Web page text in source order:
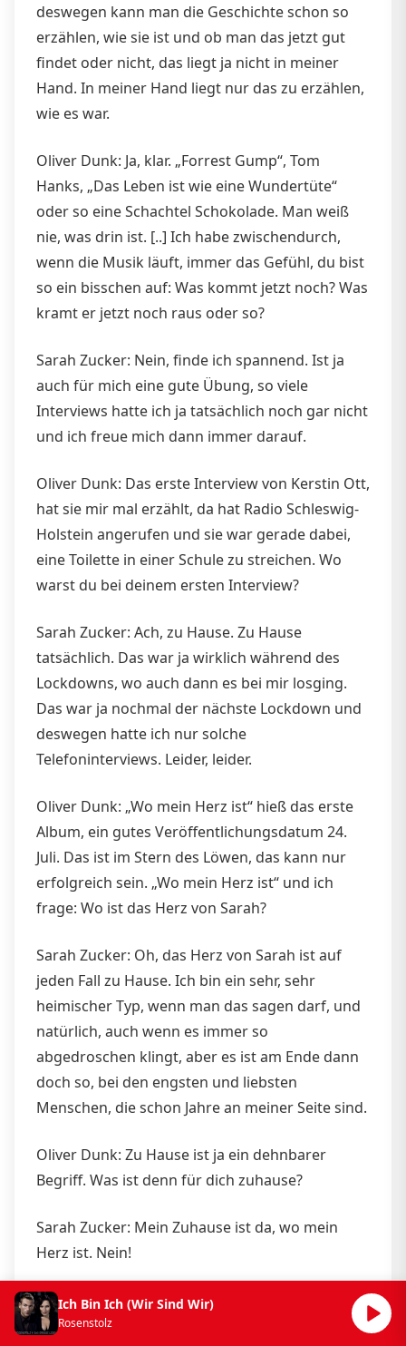
deswegen kann man die Geschichte schon so
erzählen, wie sie ist und ob man das jetzt gut
findet oder nicht, das liegt ja nicht in meiner
Hand. In meiner Hand liegt nur das zu erzählen,
wie es war.
Oliver Dunk: Ja, klar. „Forrest Gump“, Tom
Hanks, „Das Leben ist wie eine Wundertüte“
oder so eine Schachtel Schokolade. Man weiß
nie, was drin ist. [..] Ich habe zwischendurch,
wenn die Musik läuft, immer das Gefühl, du bist
so ein bisschen auf: Was kommt jetzt noch? Was
kramt er jetzt noch raus oder so?
Sarah Zucker: Nein, finde ich spannend. Ist ja
auch für mich eine gute Übung, so viele
Interviews hatte ich ja tatsächlich noch gar nicht
und ich freue mich dann immer darauf.
Oliver Dunk: Das erste Interview von Kerstin Ott,
hat sie mir mal erzählt, da hat Radio Schleswig-
Holstein angerufen und sie war gerade dabei,
eine Toilette in einer Schule zu streichen. Wo
warst du bei deinem ersten Interview?
Sarah Zucker: Ach, zu Hause. Zu Hause
tatsächlich. Das war ja wirklich während des
Lockdowns, wo auch dann es bei mir losging.
Das war ja nochmal der nächste Lockdown und
deswegen hatte ich nur solche
Telefoninterviews. Leider, leider.
Oliver Dunk: „Wo mein Herz ist“ hieß das erste
Album, ein gutes Veröffentlichungsdatum 24.
Juli. Das ist im Stern des Löwen, das kann nur
erfolgreich sein. „Wo mein Herz ist“ und ich
frage: Wo ist das Herz von Sarah?
Sarah Zucker: Oh, das Herz von Sarah ist auf
jeden Fall zu Hause. Ich bin ein sehr, sehr
heimischer Typ, wenn man das sagen darf, und
natürlich, auch wenn es immer so
abgedroschen klingt, aber es ist am Ende dann
doch so, bei den engsten und liebsten
Menschen, die schon Jahre an meiner Seite sind.
Oliver Dunk: Zu Hause ist ja ein dehnbarer
Begriff. Was ist denn für dich zuhause?
Sarah Zucker: Mein Zuhause ist da, wo mein
Herz ist. Nein!
Oliver Dunk: Wer hat nochmal diesen Schlager
gesungen?
Ich Bin Ich (Wir Sind Wir)
Rosenstolz